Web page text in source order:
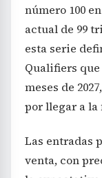
número 100
actual de 99
esta serie
Qualifiers
meses de
por llegar a la
Las entradas
venta, con